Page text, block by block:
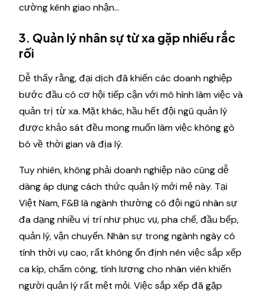
cường kênh giao nhận…
3. Quản lý nhân sự từ xa gặp nhiều rắc
rối
Dễ thấy rằng, đại dịch đã khiến các doanh nghiệp
bước đầu có cơ hội tiếp cận với mô hình làm việc và
quản trị từ xa. Mặt khác, hầu hết đội ngũ quản lý
được khảo sát đều mong muốn làm việc không gò
bó về thời gian và địa lý.
Tuy nhiên, không phải doanh nghiệp nào cũng dễ
dàng áp dụng cách thức quản lý mới mẻ này. Tại
Việt Nam, F&B là ngành thường có đội ngũ nhân sự
đa dạng nhiều vị trí như phục vụ, pha chế, đầu bếp,
quản lý, vận chuyển. Nhân sự trong ngành ngày có
tính thời vụ cao, rất không ổn định nên việc sắp xếp
ca kíp, chấm công, tính lương cho nhân viên khiến
người quản lý rất mệt mỏi. Việc sắp xếp đã gặp